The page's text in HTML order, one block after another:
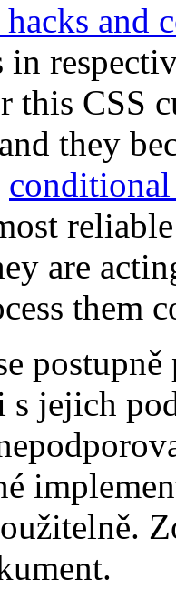
and
in
this CSS
they
are
them
s jejich